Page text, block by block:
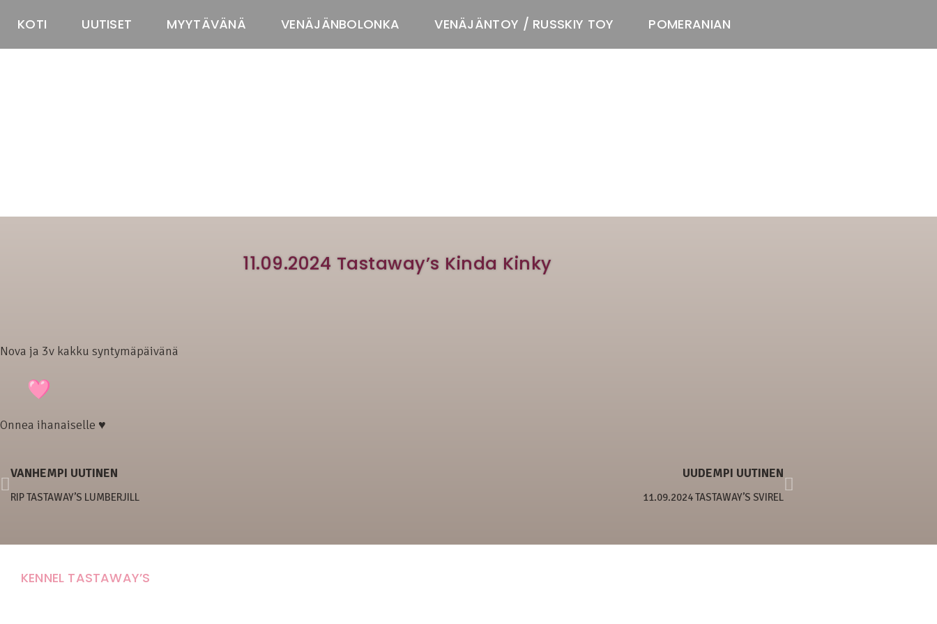
KOTI UUTISET MYYTÄVÄNÄ VENÄJÄNBOLONKA VENÄJÄNTOY / RUSSKIY TOY POMERANIAN
pomeranian
11.09.2024 Tastaway’s Kinda Kinky
Nova ja 3v kakku syntymäpäivänä
Onnea ihanaiselle ♥
VANHEMPI UUTINEN
RIP TASTAWAY’S LUMBERJILL
UUDEMPI UUTINEN
11.09.2024 TASTAWAY’S SVIREL
KENNEL TASTAWAY’S